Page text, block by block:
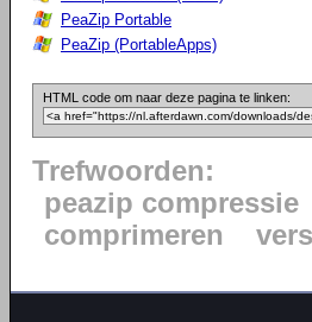
PeaZip Portable
PeaZip (PortableApps)
HTML code om naar deze pagina te linken:
Trefwoorden:
peazip compressie
comprimeren